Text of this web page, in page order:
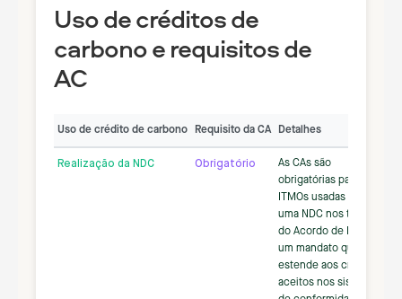
Uso de créditos de
carbono e requisitos de
AC
Uso de crédito de carbono Requisito da CA Detalhes
Realização da NDC Obrigatório
As CAs são
obrigatórias para as
ITMOs usadas para
uma NDC nos termos
do Acordo de Paris,
um mandato que se
estende aos créditos
aceitos nos sistemas